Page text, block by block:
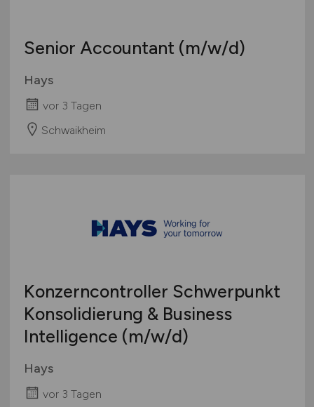
Senior Accountant (m/w/d)
Hays
vor 3 Tagen
Schwaikheim
Konzerncontroller Schwerpunkt
Konsolidierung & Business
Intelligence (m/w/d)
Hays
vor 3 Tagen